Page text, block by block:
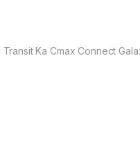
Ka Cmax Connect